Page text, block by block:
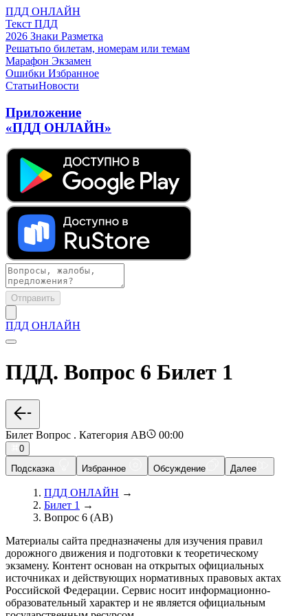
ПДД ОНЛАЙН
Текст ПДД
2026 Знаки Разметка
Решатьпо билетам, номерам или темам
Марафон Экзамен
Ошибки Избранное
СтатьиНовости
Приложение
«ПДД ОНЛАЙН»
Отправить
ПДД ОНЛАЙН
ПДД. Вопрос 6 Билет 1
Билет Вопрос . Категория AB 00:00
0
Подсказка
Избранное Обсуждение Далее
ПДД ОНЛАЙН →
Билет 1 →
Вопрос 6 (AB)
Материалы сайта предназначены для изучения правил
дорожного движения и подготовки к теоретическому
экзамену. Контент основан на открытых официальных
источниках и действующих нормативных правовых актах
Российской Федерации. Сервис носит информационно-
образовательный характер и не является официальным